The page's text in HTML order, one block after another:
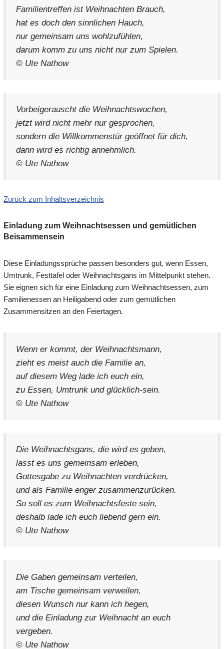
Familientreffen ist Weihnachten Brauch,
hat es doch den sinnlichen Hauch,
nur gemeinsam uns wohlzufühlen,
darum komm zu uns nicht nur zum Spielen.
© Ute Nathow
Vorbeigerauscht die Weihnachtswochen,
jetzt wird nicht mehr nur gesprochen,
sondern die Willkommenstür geöffnet für dich,
dann wird es richtig annehmlich.
© Ute Nathow
Zurück zum Inhaltsverzeichnis
Einladung zum Weihnachtsessen und gemütlichen
Beisammensein
Diese Einladungssprüche passen besonders gut, wenn Essen,
Umtrunk, Festtafel oder Weihnachtsgans im Mittelpunkt stehen.
Sie eignen sich für eine Einladung zum Weihnachtsessen, zum
Familienessen an Heiligabend oder zum gemütlichen
Zusammensitzen an den Feiertagen.
Wenn er kommt, der Weihnachtsmann,
zieht es meist auch die Familie an,
auf diesem Weg lade ich euch ein,
zu Essen, Umtrunk und glücklich-sein.
© Ute Nathow
Die Weihnachtsgans, die wird es geben,
lasst es uns gemeinsam erleben,
Gottesgabe zu Weihnachten verdrücken,
und als Familie enger zusammenzurücken.
So soll es zum Weihnachtsfeste sein,
deshalb lade ich euch liebend gern ein.
© Ute Nathow
Die Gaben gemeinsam verteilen,
am Tische gemeinsam verweilen,
diesen Wunsch nur kann ich hegen,
und die Einladung zur Weihnacht an euch
vergeben.
© Ute Nathow